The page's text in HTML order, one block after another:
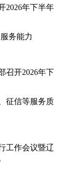
2026年下半年
务能力
召开2026年下
征信等服务质
工作会议暨辽